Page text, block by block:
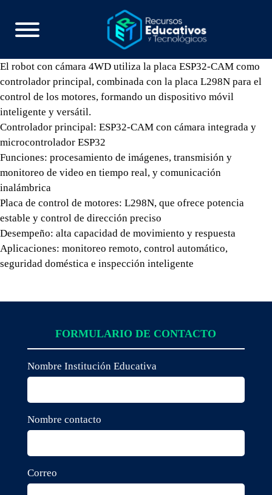
El robot con cámara 4WD utiliza la placa ESP32-CAM como
controlador principal, combinada con la placa L298N para el
control de los motores, formando un dispositivo móvil
inteligente y versátil.
Controlador principal: ESP32-CAM con cámara integrada y
microcontrolador ESP32
Funciones: procesamiento de imágenes, transmisión y
monitoreo de video en tiempo real, y comunicación
inalámbrica
Placa de control de motores: L298N, que ofrece potencia
estable y control de dirección preciso
Desempeño: alta capacidad de movimiento y respuesta
Aplicaciones: monitoreo remoto, control automático,
seguridad doméstica e inspección inteligente
FORMULARIO DE CONTACTO
Nombre Institución Educativa
Nombre contacto
Correo